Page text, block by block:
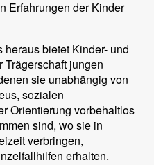
Erfahrungen der Kinder
bietet Kinder- und
jungen
sie unabhängig von
sozialen
Orientierung vorbehaltlos
sind, wo sie in
verbringen,
erhalten.